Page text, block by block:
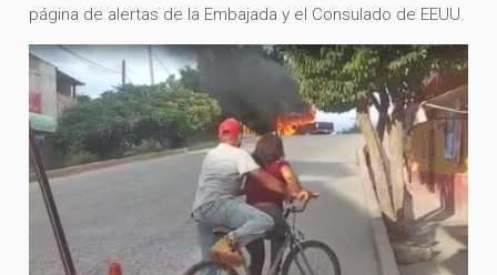
página de alertas de la Embajada y el Consulado de EEUU.